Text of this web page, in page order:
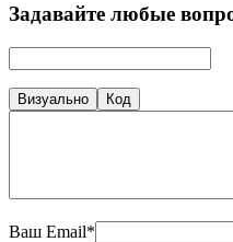
Задавайте любые
Визуально Код
Ваш Email*